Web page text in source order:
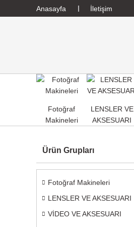
Anasayfa İletişim
Fotoğraf
Makineleri
LENSLER VE
AKSESUARI
Ürün Grupları
Fotoğraf Makineleri
LENSLER VE AKSESUARI
VİDEO VE AKSESUARI